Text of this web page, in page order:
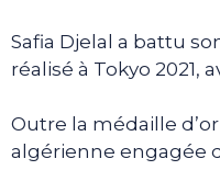
Safia Djelal a battu
réalisé à Tokyo 2021,
Outre la médaille
algérienne engagée